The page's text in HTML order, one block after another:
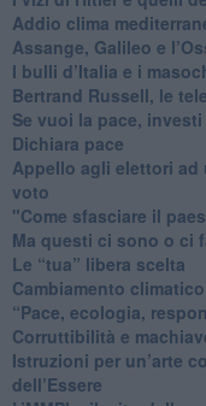
Addio clima
​Assange, Galileo e
​I bulli d’Italia e i
​Bertrand Russell, le
​Se vuoi la pace,
​Dichiara pace
​Appello agli elettori
voto
"Come sfasciare il
​Ma questi ci sono o ci
​Le “tua” libera scelta
Cambiamento
“Pace, ecologia,
​Corruttibilità e
Istruzioni per un’arte
dell’Essere